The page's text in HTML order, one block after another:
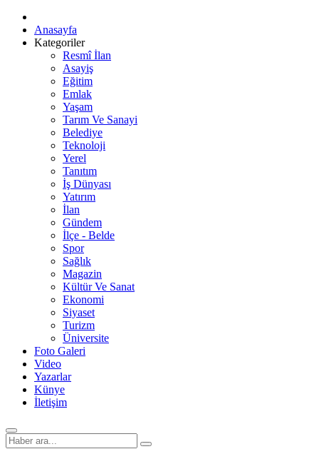
Anasayfa
Kategoriler
Resmî İlan
Asayiş
Eğitim
Emlak
Yaşam
Tarım Ve Sanayi
Belediye
Teknoloji
Yerel
Tanıtım
İş Dünyası
Yatırım
İlan
Gündem
İlçe - Belde
Spor
Sağlık
Magazin
Kültür Ve Sanat
Ekonomi
Siyaset
Turizm
Üniversite
Foto Galeri
Video
Yazarlar
Künye
İletişim